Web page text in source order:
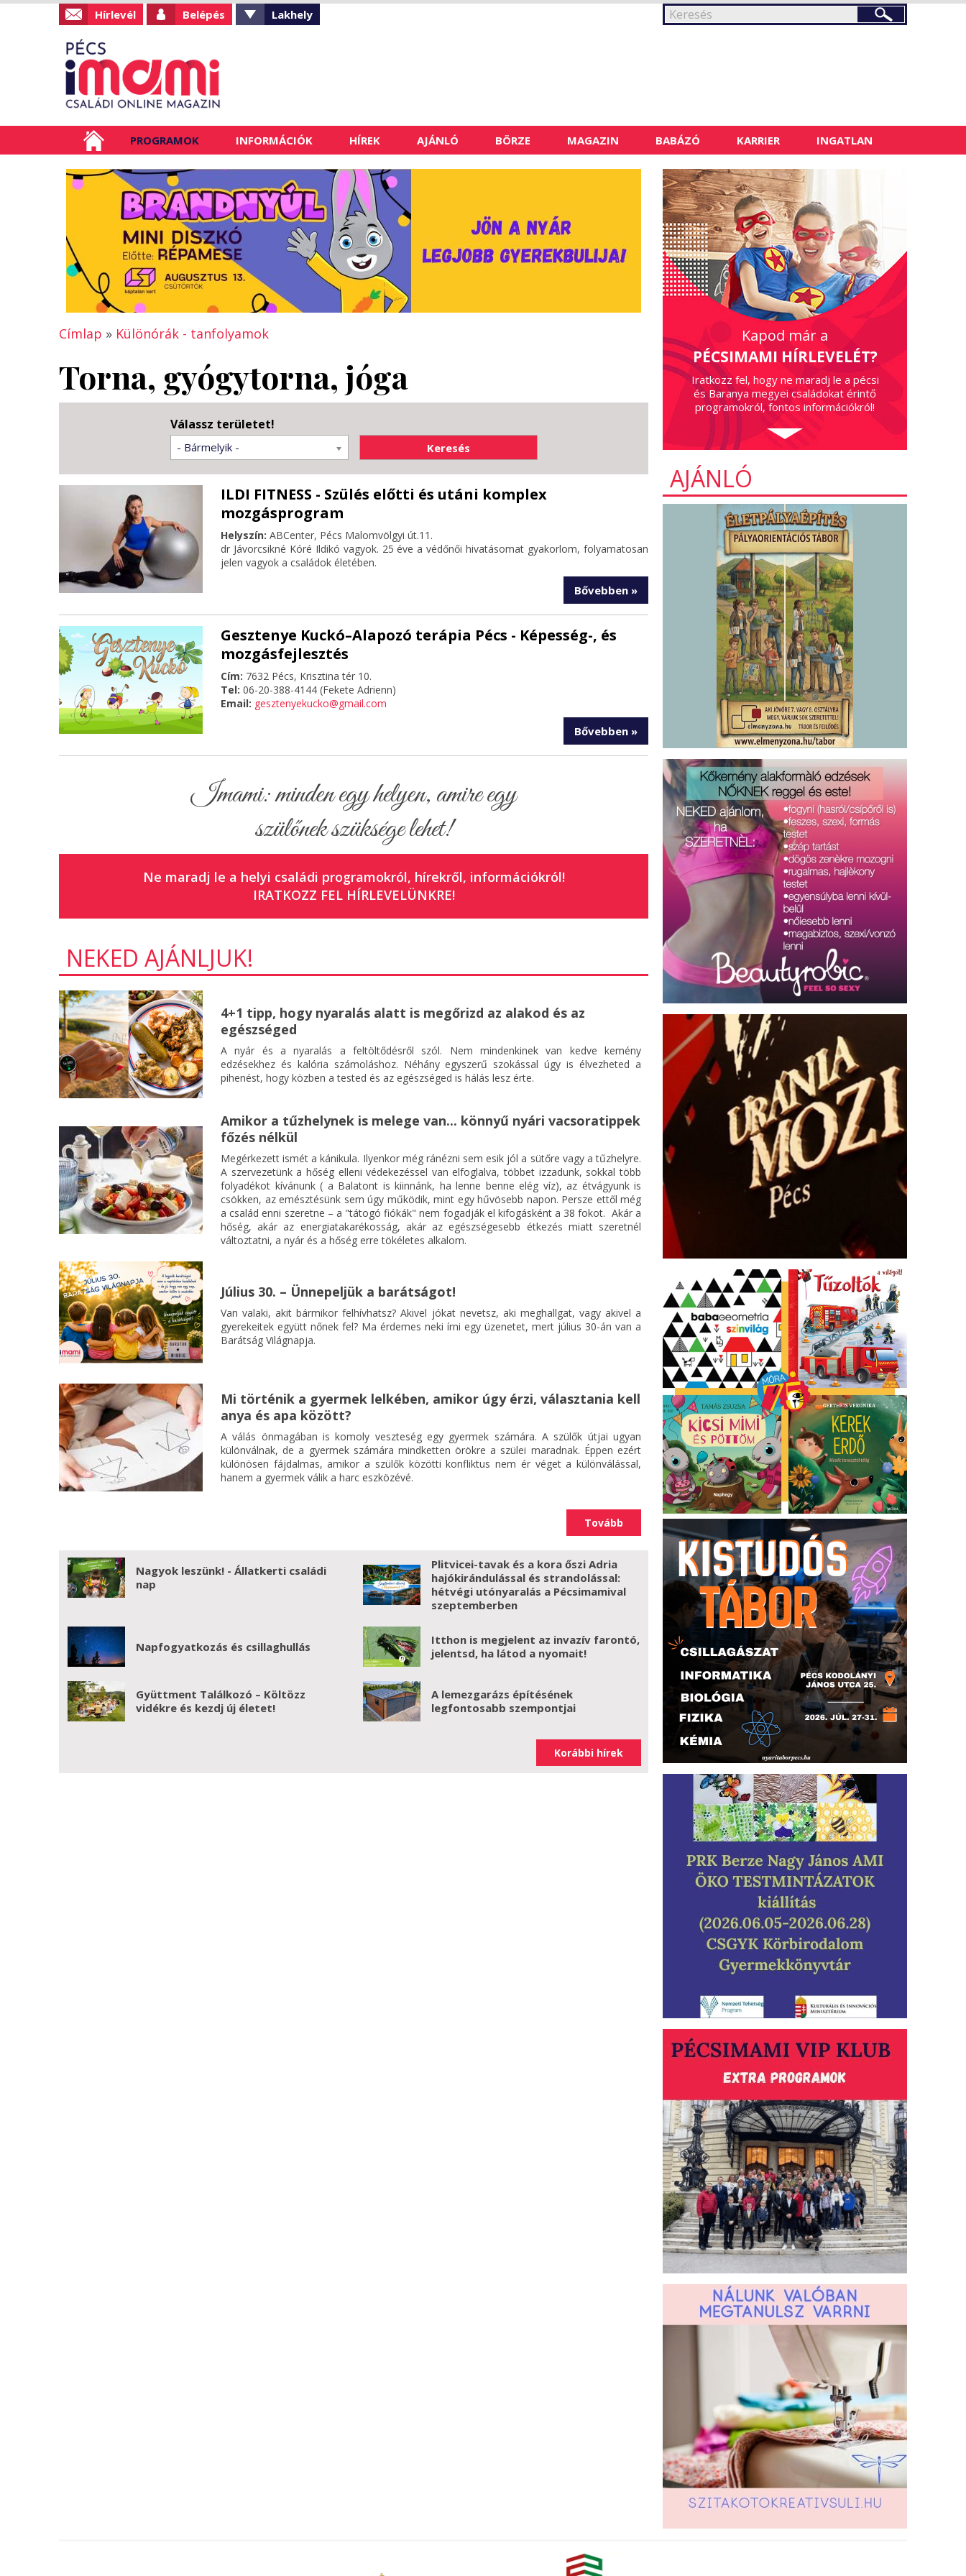
Hírlevél Belépés Lakhely
PROGRAMOK INFORMÁCIÓK HÍREK AJÁNLÓ BÖRZE MAGAZIN BABÁZÓ KARRIER INGATLAN
Címlap » Különórák - tanfolyamok
Torna, gyógytorna, jóga
Válassz területet!
- Bármelyik -
ILDI FITNESS - Szülés előtti és utáni komplex
mozgásprogram
Helyszín: ABCenter, Pécs Malomvölgyi út.11.
dr Jávorcsikné Kóré Ildikó vagyok. 25 éve a védőnői hivatásomat gyakorlom, folyamatosan
jelen vagyok a családok életében.
Bővebben »
Gesztenye Kuckó–Alapozó terápia Pécs - Képesség-, és
mozgásfejlesztés
Cím: 7632 Pécs, Krisztina tér 10.
Tel: 06-20-388-4144 (Fekete Adrienn)
Email: gesztenyekucko@gmail.com
Bővebben »
Imami: minden egy helyen, amire egy
szülőnek szüksége lehet!
Ne maradj le a helyi családi programokról, hírekről, információkról!
IRATKOZZ FEL HÍRLEVELÜNKRE!
NEKED AJÁNLJUK!
4+1 tipp, hogy nyaralás alatt is megőrizd az alakod és az
egészséged
A nyár és a nyaralás a feltöltődésről szól. Nem mindenkinek van kedve kemény
edzésekhez és kalória számoláshoz. Néhány egyszerű szokással úgy is élvezheted a
pihenést, hogy közben a tested és az egészséged is hálás lesz érte.
Amikor a tűzhelynek is melege van... könnyű nyári vacsoratippek
főzés nélkül
Megérkezett ismét a kánikula. Ilyenkor még ránézni sem esik jól a sütőre vagy a tűzhelyre.
A szervezetünk a hőség elleni védekezéssel van elfoglalva, többet izzadunk, sokkal több
folyadékot kívánunk ( a Balatont is kiinnánk, ha lenne benne elég víz), az étvágyunk is
csökken, az emésztésünk sem úgy működik, mint egy hűvösebb napon. Persze ettől még
a család enni szeretne – a "tátogó fiókák" nem fogadják el kifogásként a 38 fokot. Akár a
hőség, akár az energiatakarékosság, akár az egészségesebb étkezés miatt szeretnél
változtatni, a nyár és a hőség erre tökéletes alkalom.
Július 30. – Ünnepeljük a barátságot!
Van valaki, akit bármikor felhívhatsz? Akivel jókat nevetsz, aki meghallgat, vagy akivel a
gyerekeitek együtt nőnek fel? Ma érdemes neki írni egy üzenetet, mert július 30-án van a
Barátság Világnapja.
Mi történik a gyermek lelkében, amikor úgy érzi, választania kell
anya és apa között?
A válás önmagában is komoly veszteség egy gyermek számára. A szülők útjai ugyan
különválnak, de a gyermek számára mindketten örökre a szülei maradnak. Éppen ezért
különösen fájdalmas, amikor a szülők közötti konfliktus nem ér véget a különválással,
hanem a gyermek válik a harc eszközévé.
Tovább
Nagyok leszünk! - Állatkerti családi
nap
Plitvicei-tavak és a kora őszi Adria
hajókirándulással és strandolással:
hétvégi utónyaralás a Pécsimamival
szeptemberben
Napfogyatkozás és csillaghullás
Itthon is megjelent az invazív farontó,
jelentsd, ha látod a nyomait!
Gyüttment Találkozó – Költözz
vidékre és kezdj új életet!
A lemezgarázs építésének
legfontosabb szempontjai
Korábbi hírek
Kapod már a
PÉCSIMAMI HÍRLEVELÉT?
Iratkozz fel, hogy ne maradj le a pécsi
és Baranya megyei családokat érintő
programokról, fontos információkról!
AJÁNLÓ